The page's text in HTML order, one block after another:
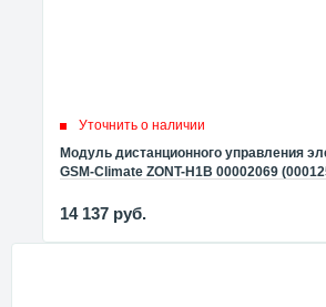
Уточнить о наличии
Модуль дистанционного управления
GSM-Climate ZONT-H1B 00002069
14 137 руб.